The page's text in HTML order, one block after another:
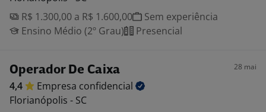
R$ 1.300,00 a R$ 1.600,00
Sem experiência
Ensino Médio (2º Grau)
Presencial
Operador De Caixa 28 mai
4,4 Empresa confidencial
Florianópolis - SC